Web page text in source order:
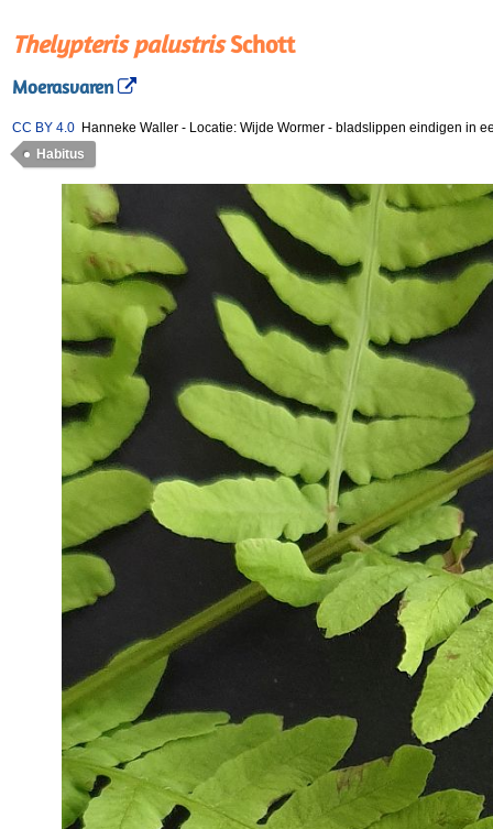
Thelypteris palustrisSchott
Moerasvaren
CC BY 4.0 Hanneke Waller - Locatie: Wijde Wormer - bladslippen eindigen in
Habitus